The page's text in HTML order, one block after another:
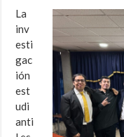
La
inv
esti
gac
ión
est
udi
anti